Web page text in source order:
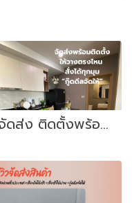
จัดส่ง ติดตั้งพร้อมใช้งาน